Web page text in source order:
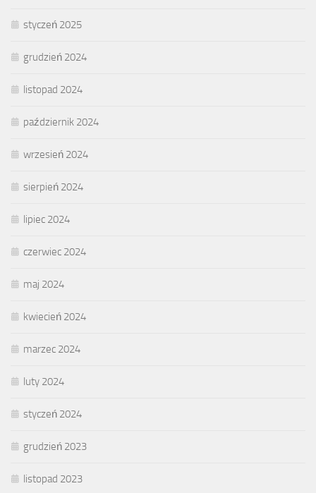
styczeń 2025
grudzień 2024
listopad 2024
październik 2024
wrzesień 2024
sierpień 2024
lipiec 2024
czerwiec 2024
maj 2024
kwiecień 2024
marzec 2024
luty 2024
styczeń 2024
grudzień 2023
listopad 2023